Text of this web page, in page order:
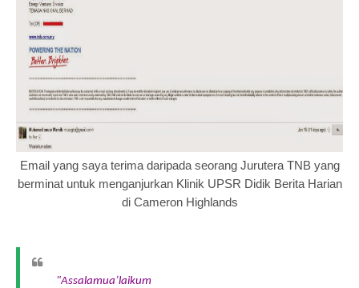
Email yang saya terima daripada seorang Jurutera TNB yang
berminat untuk menganjurkan Klinik UPSR Didik Berita Harian
di Cameron Highlands
"Assalamua’laikum